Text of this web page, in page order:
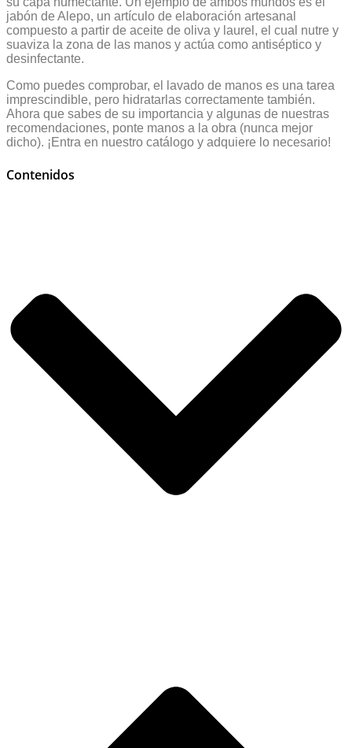
jabón de Alepo, un artículo de elaboración artesanal
compuesto a partir de aceite de oliva y laurel, el cual nutre y
suaviza la zona de las manos y actúa como antiséptico y
desinfectante.
Como puedes comprobar, el lavado de manos es una tarea
imprescindible, pero hidratarlas correctamente también.
Ahora que sabes de su importancia y algunas de nuestras
recomendaciones, ponte manos a la obra (nunca mejor
dicho). ¡Entra en nuestro catálogo y adquiere lo necesario!
Contenidos